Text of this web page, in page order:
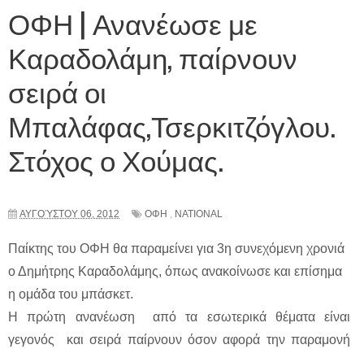
ΟΦΗ | Ανανέωσε με
Καραδολάμη, παίρνουν
σειρά οι
Μπαλάφας,Τσερκιτζόγλου.
Στόχος ο Χούμας.
ΑΥΓΟΎΣΤΟΥ 06, 2012 ΟΦΗ , NATIONAL
Παίκτης του ΟΦΗ θα παραμείνει για 3η συνεχόμενη χρονιά
ο Δημήτρης Καραδολάμης, όπως ανακοίνωσε και επίσημα
η ομάδα του μπάσκετ.
Η πρώτη ανανέωση από τα εσωτερικά θέματα είναι
γεγονός και σειρά παίρνουν όσον αφορά την παραμονή